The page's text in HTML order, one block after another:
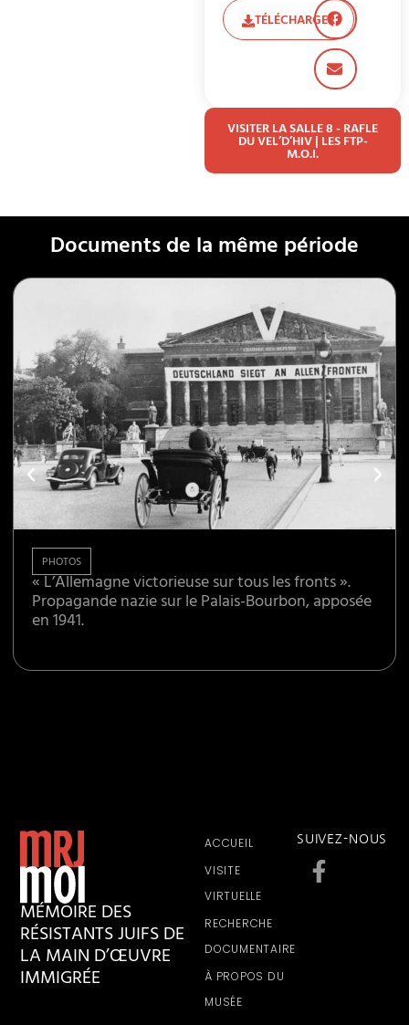
TÉLÉCHARGER
VISITER LA SALLE 8 - RAFLE
DU VEL’D’HIV | LES FTP-
M.O.I.
Documents de la même période
PHOTOS
« L’Allemagne victorieuse sur tous les fronts ».
Propagande nazie sur le Palais-Bourbon, apposée
en 1941.
MÉMOIRE DES
RÉSISTANTS JUIFS DE
LA MAIN D’ŒUVRE
IMMIGRÉE
ACCUEIL
VISITE
VIRTUELLE
RECHERCHE
DOCUMENTAIRE
À PROPOS DU
MUSÉE
SUIVEZ-NOUS